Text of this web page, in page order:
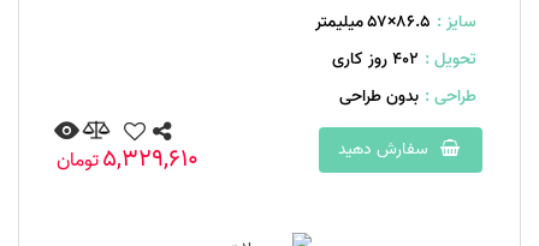
سایز : ۸۶.۵×۵۷ میلیمتر
تحویل : 402 روز کاری
طراحی : بدون طراحی
سفارش دهید
5,329,610تومان